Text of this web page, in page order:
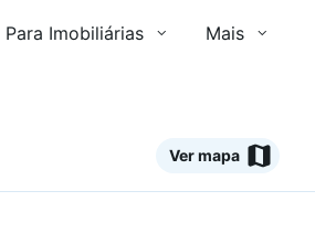
Para Imobiliárias Mais
Ver mapa